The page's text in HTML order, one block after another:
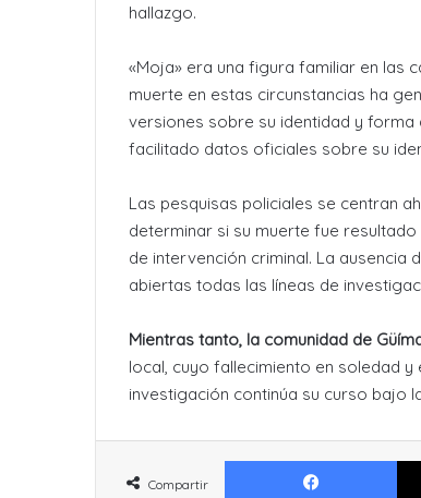
hallazgo.
«Moja» era una figura familiar en las
muerte en estas circunstancias ha
versiones sobre su identidad y
facilitado datos oficiales sobre su
Las pesquisas policiales se centran
determinar si su muerte fue
de intervención criminal. La ausencia
abiertas todas las líneas de
Mientras tanto, la comunidad de
local, cuyo fallecimiento en soledad
investigación continúa su curso bajo
Compartir